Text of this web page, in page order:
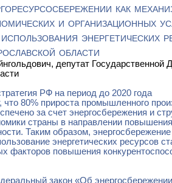
как
и организационных
энергетических
области
депутат Государственной
РФ на период до 2020 года
что 80% прироста промышленного
за счет энергосбережения и
страны в направлении повышения
Таким образом,
энергетических ресурсов
факторов повышения
закон «Об